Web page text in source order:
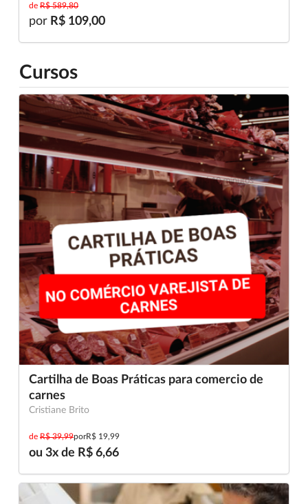
de R$ 589,80
por R$ 109,00
Cursos
Cartilha de Boas Práticas para comercio de
carnes
Cristiane Brito
de R$ 39,99porR$ 19,99
ou 3x de R$ 6,66